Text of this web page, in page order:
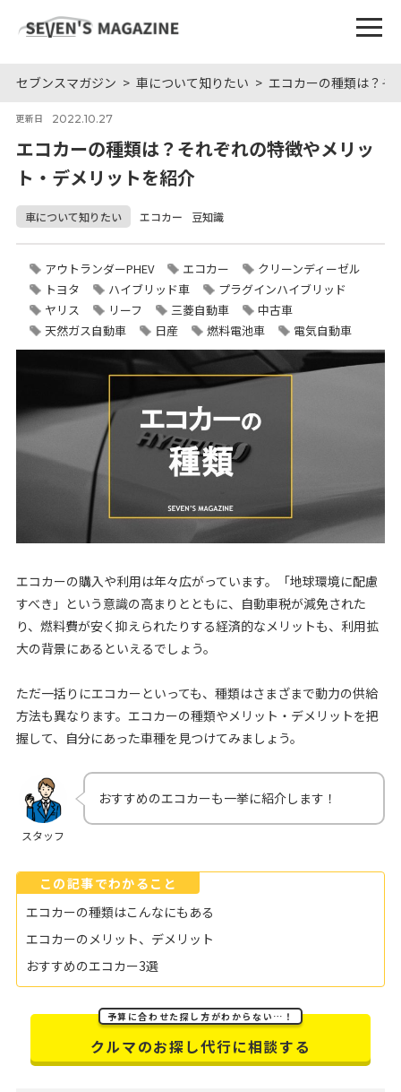
セブンスマガジン 車について知りたい エコカーの種類は？そ
更新日 2022.10.27
エコカーの種類は？それぞれの特徴やメリッ
ト・デメリットを紹介
車について知りたい エコカー 豆知識
アウトランダーPHEV エコカー
クリーンディーゼル
トヨタ
ハイブリッド車
プラグインハイブリッド
ヤリス
リーフ 三菱自動車
中古車
天然ガス自動車
日産 燃料電池車 電気自動車
エコカーの購入や利用は年々広がっています。「地球環境に配慮
すべき」という意識の高まりとともに、自動車税が減免された
り、燃料費が安く抑えられたりする経済的なメリットも、利用拡
大の背景にあるといえるでしょう。
ただ一括りにエコカーといっても、種類はさまざまで動力の供給
方法も異なります。エコカーの種類やメリット・デメリットを把
握して、自分にあった車種を見つけてみましょう。
スタッフ
おすすめのエコカーも一挙に紹介します！
この記事でわかること
エコカーの種類はこんなにもある
エコカーのメリット、デメリット
おすすめのエコカー3選
予算に合わせた探し方がわからない…！
クルマのお探し代行に相談する